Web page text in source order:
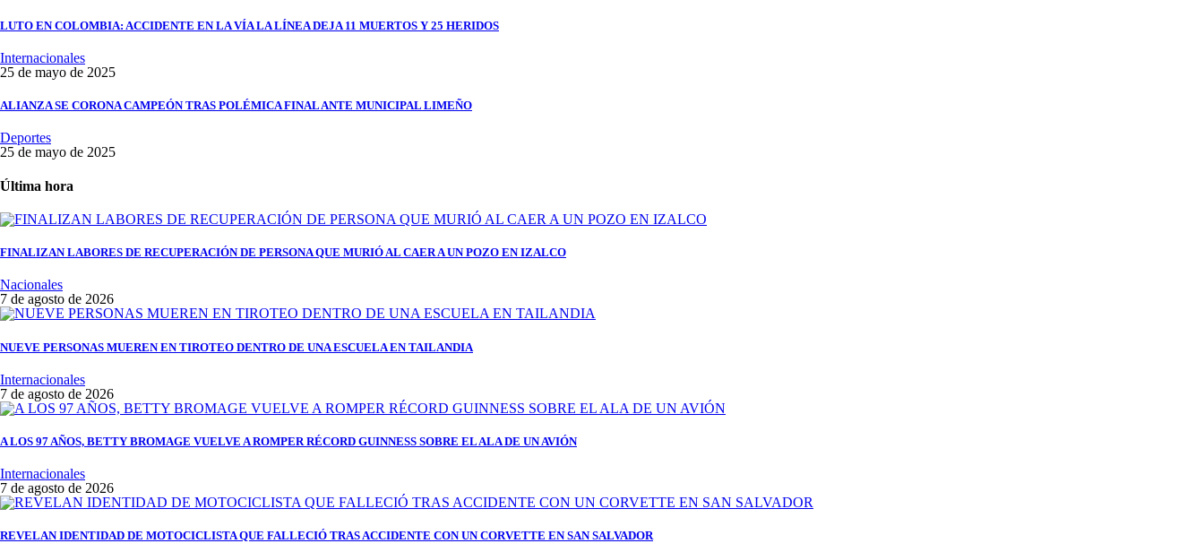
LUTO EN COLOMBIA: ACCIDENTE EN LA VÍA LA LÍNEA DEJA 11 MUERTOS Y 25 HERIDOS
Internacionales
25 de mayo de 2025
ALIANZA SE CORONA CAMPEÓN TRAS POLÉMICA FINAL ANTE MUNICIPAL LIMEÑO
Deportes
25 de mayo de 2025
Última hora
FINALIZAN LABORES DE RECUPERACIÓN DE PERSONA QUE MURIÓ AL CAER A UN POZO EN IZALCO
Nacionales
7 de agosto de 2026
NUEVE PERSONAS MUEREN EN TIROTEO DENTRO DE UNA ESCUELA EN TAILANDIA
Internacionales
7 de agosto de 2026
A LOS 97 AÑOS, BETTY BROMAGE VUELVE A ROMPER RÉCORD GUINNESS SOBRE EL ALA DE UN AVIÓN
Internacionales
7 de agosto de 2026
REVELAN IDENTIDAD DE MOTOCICLISTA QUE FALLECIÓ TRAS ACCIDENTE CON UN CORVETTE EN SAN SALVADOR